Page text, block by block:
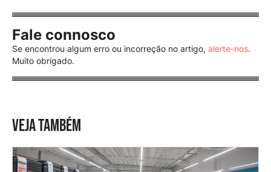
Fale connosco
Se encontrou algum erro ou incorreção no artigo, alerte-nos.
Muito obrigado.
VEJA TAMBÉM